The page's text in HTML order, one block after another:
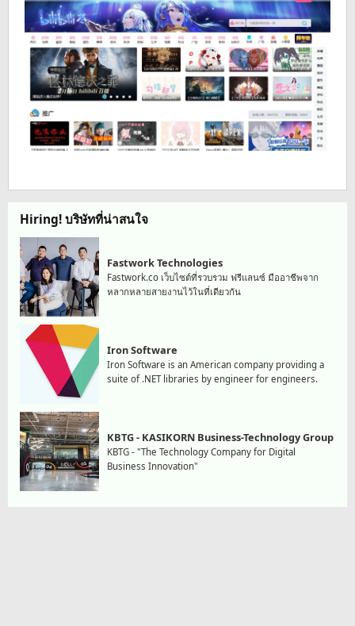
Hiring! บริษัทที่น่าสนใจ
Fastwork Technologies
Fastwork.co เว็บไซต์ที่รวบรวม ฟรีแลนซ์ มืออาชีพจาก
หลากหลายสายงานไว้ในที่เดียวกัน
Iron Software
Iron Software is an American company providing a
suite of .NET libraries by engineer for engineers.
KBTG - KASIKORN Business-Technology Group
KBTG - "The Technology Company for Digital
Business Innovation"